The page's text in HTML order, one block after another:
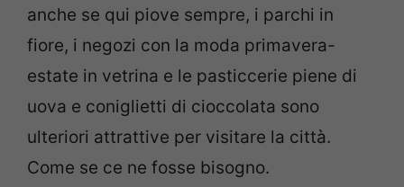
anche se qui piove sempre, i parchi in
fiore, i negozi con la moda primavera-
estate in vetrina e le pasticcerie piene di
uova e coniglietti di cioccolata sono
ulteriori attrattive per visitare la città.
Come se ce ne fosse bisogno.